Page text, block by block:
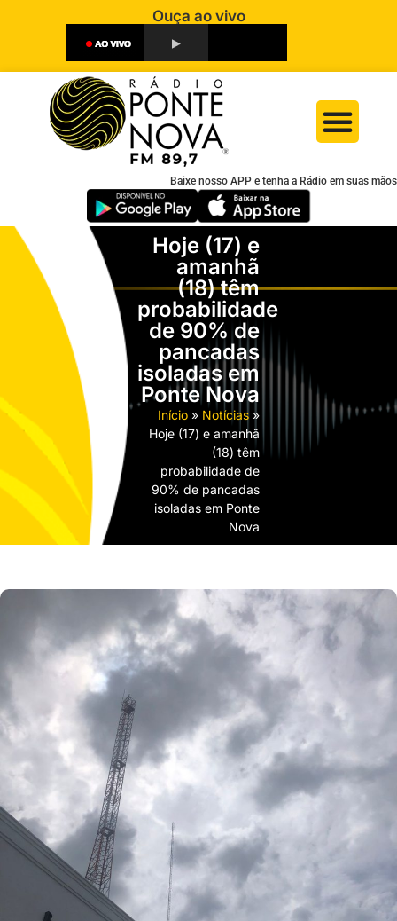
Ouça ao vivo
Baixe nosso APP e tenha a Rádio em suas mãos
Hoje (17) e
amanhã
(18) têm
probabilidade
de 90% de
pancadas
isoladas em
Ponte Nova
Início » Notícias »
Hoje (17) e amanhã
(18) têm
probabilidade de
90% de pancadas
isoladas em Ponte
Nova